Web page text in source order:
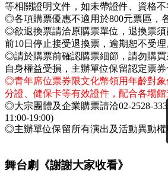
等相關證明文件，如未帶證件、資格不
◎各項購票優惠不適用於800元票區，
◎欲退換票請洽原購票單位，退換票須
前10日停止接受退換票，逾期恕不受理
◎請於購票前確認購票細節，請勿購
自身權益受損，主辦單位保留認定票券
◎青年席位票券限文化幣領用年齡對
分證、健保卡等有效證件，配合各場
◎大宗團體及企業購票請洽02-2528-
11:00-19:00)
◎主辦單位保留所有演出及活動異動權
舞台劇《謝謝大家收看》